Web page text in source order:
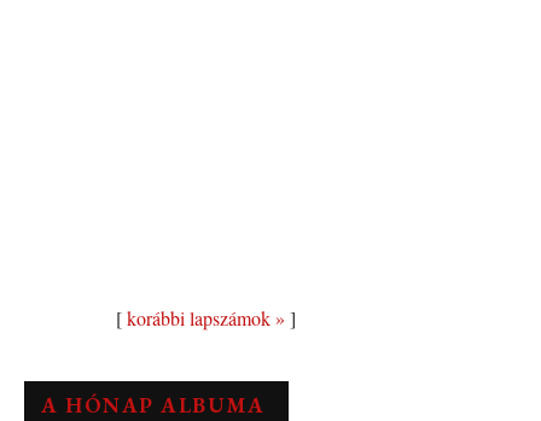
[korábbi lapszámok » ]
A HÓNAP ALBUMA